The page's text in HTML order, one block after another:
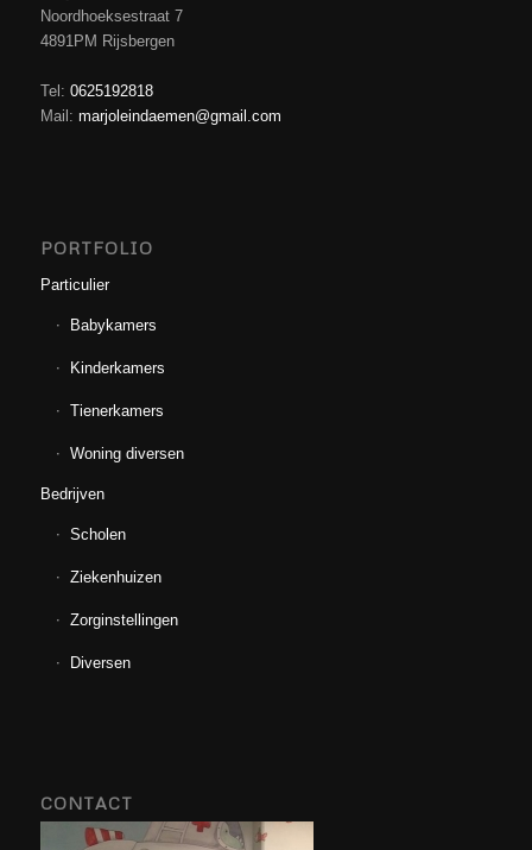
Noordhoeksestraat 7
4891PM Rijsbergen
Tel: 0625192818
Mail: marjoleindaemen@gmail.com
PORTFOLIO
Particulier
Babykamers
Kinderkamers
Tienerkamers
Woning diversen
Bedrijven
Scholen
Ziekenhuizen
Zorginstellingen
Diversen
CONTACT